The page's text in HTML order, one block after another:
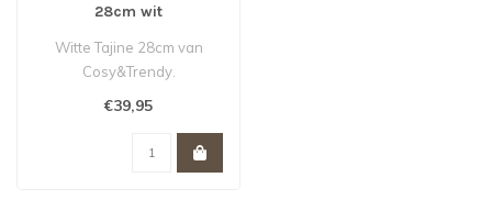
28cm wit
Witte Tajine 28cm van
Cosy&Trendy.
€39,95